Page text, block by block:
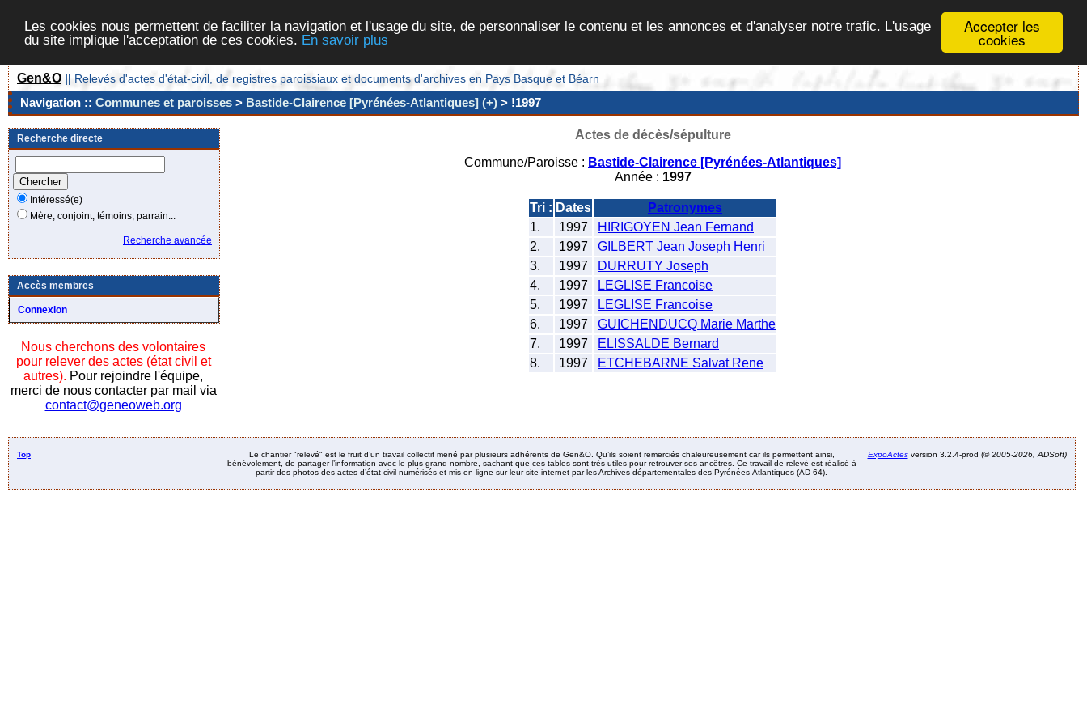
Accepter les
cookies
Les cookies nous permettent de faciliter la navigation et l'usage du site, de personnaliser le contenu et les annonces et d'analyser notre trafic. L'usage
du site implique l'acceptation de ces cookies. En savoir plus
Gen&O || Relevés d'actes d'état-civil, de registres paroissiaux et documents d'archives en Pays Basque et Béarn
Navigation :: Communes et paroisses > Bastide-Clairence [Pyrénées-Atlantiques] (+) > !1997
Recherche directe
Intéressé(e)
Mère, conjoint, témoins, parrain...
Recherche avancée
Accès membres
Connexion
Nous cherchons des volontaires
pour relever des actes (état civil et
autres). Pour rejoindre l'équipe,
merci de nous contacter par mail via
contact@geneoweb.org
Actes de décès/sépulture
Commune/Paroisse : Bastide-Clairence [Pyrénées-Atlantiques]
Année : 1997
Tri : Dates
Patronymes
1.
1997
HIRIGOYEN Jean Fernand
2.
1997
GILBERT Jean Joseph Henri
3.
1997
DURRUTY Joseph
4.
1997
LEGLISE Francoise
5.
1997
LEGLISE Francoise
6.
1997
GUICHENDUCQ Marie Marthe
7.
1997
ELISSALDE Bernard
8.
1997 ETCHEBARNE Salvat Rene
Top
Le chantier "relevé" est le fruit d’un travail collectif mené par plusieurs adhérents de Gen&O. Qu’ils soient remerciés chaleureusement car ils permettent ainsi,
bénévolement, de partager l’information avec le plus grand nombre, sachant que ces tables sont très utiles pour retrouver ses ancêtres. Ce travail de relevé est réalisé à
partir des photos des actes d’état civil numérisés et mis en ligne sur leur site internet par les Archives départementales des Pyrénées-Atlantiques (AD 64).
ExpoActesversion 3.2.4-prod (©2005-2026, ADSoft)